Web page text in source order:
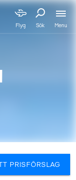
Flyg Sök Menu
PRISFÖRSLAG